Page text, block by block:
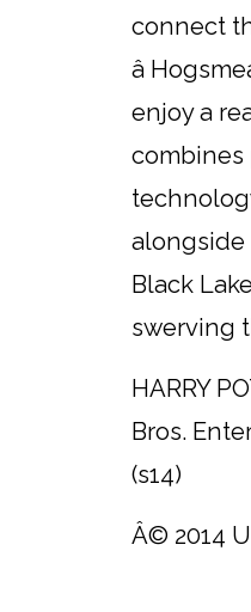
connect
â
enjoy a
alongside
Black
swerving
HARRY
Bros.
(s14)
Â© 2014